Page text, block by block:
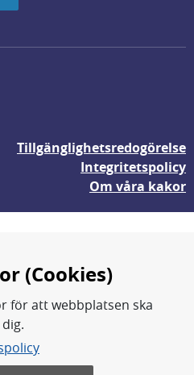
Tillgänglighetsredogörelse
Integritetspolicy
Om våra kakor
metod- och
(Cookies)
för att webbplatsen ska